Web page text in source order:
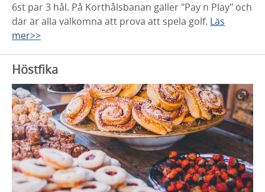
6st par 3 hål. På Korthålsbanan gäller "Pay n Play" och
där är alla välkomna att prova att spela golf. Läs
mer>>
Höstfika